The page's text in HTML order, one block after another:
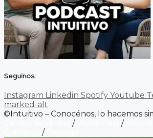
Seguinos:
Instagram Linkedin Spotify Youtube
marked-alt
©Intuitivo – Conocénos, lo hacemos
/ /
/